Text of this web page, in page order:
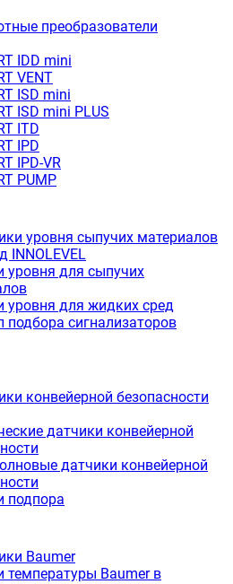
преобразователи
IDD mini
VENT
ISD mini
ISD mini PLUS
ITD
IРD
IРD-VR
PUMP
уровня сыпучих материалов
INNOLEVEL
уровня для сыпучих
уровня для жидких сред
подбора сигнализаторов
конвейерной безопасности
датчики конвейерной
датчики конвейерной
подпора
Baumer
температуры Baumer в